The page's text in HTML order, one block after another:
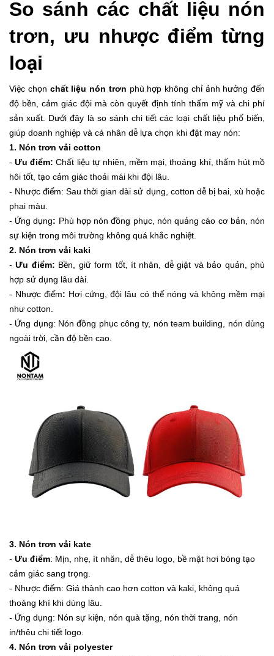
So sánh các chất liệu nón
trơn, ưu nhược điểm từng
loại
Việc chọn chất liệu nón trơn phù hợp không chỉ ảnh hưởng đến
độ bền, cảm giác đội mà còn quyết định tính thẩm mỹ và chi phí
sản xuất. Dưới đây là so sánh chi tiết các loại chất liệu phổ biến,
giúp doanh nghiệp và cá nhân dễ lựa chọn khi đặt may nón:
1. Nón trơn vải cotton
-Ưu điểm:Chất liệu tự nhiên, mềm mại, thoáng khí, thấm hút mồ
hôi tốt, tạo cảm giác thoải mái khi đội lâu.
- Nhược điểm: Sau thời gian dài sử dụng, cotton dễ bị bai, xù hoặc
phai màu.
- Ứng dụng: Phù hợp nón đồng phục, nón quảng cáo cơ bản, nón
sự kiện trong môi trường không quá khắc nghiệt.
2. Nón trơn vải kaki
-Ưu điểm: Bền, giữ form tốt, ít nhăn, dễ giặt và bảo quản, phù
hợp sử dụng lâu dài.
- Nhược điểm: Hơi cứng, đội lâu có thể nóng và không mềm mại
như cotton.
- Ứng dụng: Nón đồng phục công ty, nón team building, nón dùng
ngoài trời, cần độ bền cao.
3. Nón trơn vải kate
- Ưu điểm: Mịn, nhẹ, ít nhăn, dễ thêu logo, bề mặt hơi bóng tạo
cảm giác sang trọng.
- Nhược điểm: Giá thành cao hơn cotton và kaki, không quá
thoáng khí khi dùng lâu.
- Ứng dụng: Nón sự kiện, nón quà tặng, nón thời trang, nón
in/thêu chi tiết logo.
4. Nón trơn vải polyester